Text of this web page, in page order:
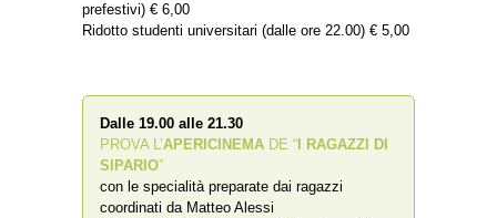
prefestivi) € 6,00
Ridotto studenti universitari (dalle ore 22.00) € 5,00
Dalle 19.00 alle 21.30
PROVA L’APERICINEMA DE “ I RAGAZZI DI
SIPARIO”
con le specialità preparate dai ragazzi
coordinati da Matteo Alessi